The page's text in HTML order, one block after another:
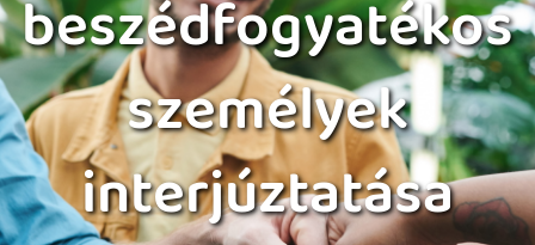
beszédfogyatékos
személyek
interjúztatása